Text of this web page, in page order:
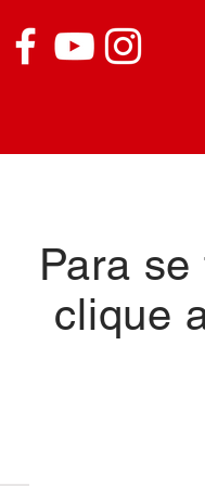
Para
clique